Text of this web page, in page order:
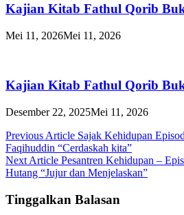
Kajian Kitab Fathul Qorib
Mei 11, 2026Mei 11, 2026
Kajian Kitab Fathul Qorib
Desember 22, 2025Mei 11, 2026
Navigasi
pos
Previous Article Sajak Kehidupan
Faqihuddin “Cerdaskah kita”
Next Article Pesantren Kehidupan –
Hutang “Jujur dan Menjelaskan”
Tinggalkan Balasan